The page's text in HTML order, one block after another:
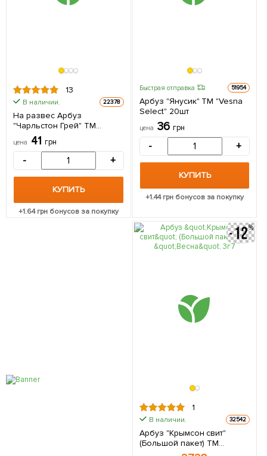
13
В наличии. 22378
На развес Арбуз
"Чарльстон Грей" ТМ
"Весна" цена за 5г
цена 41 грн
- +
КУПИТЬ
+1.64грн бонусов за покупку
Быстрая отправка 51954
Арбуз "Янусик" ТМ "Vesna
Select" 20шт
цена 36 грн
- +
КУПИТЬ
+1.44грн бонусов за покупку
1
В наличии. 32542
Арбуз "Крымсон свит"
(Большой пакет) ТМ